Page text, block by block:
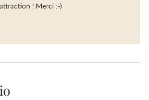
! Merci :-)